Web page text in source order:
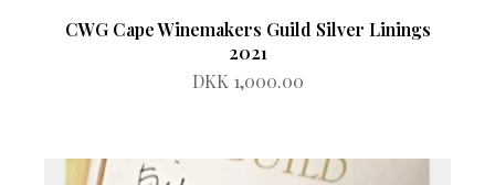
CWG Cape Winemakers Guild Silver Linings
2021
DKK 1,000.00